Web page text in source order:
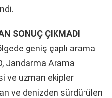
SONUÇ ÇIKMADI
geniş çaplı arama
Jandarma Arama
ve uzman ekipler
ve denizden sürdürülen